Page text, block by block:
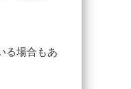
る場合もあ